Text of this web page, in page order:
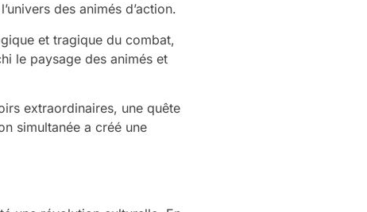
des animés d’action.
et tragique du combat,
le paysage des animés et
extraordinaires, une quête
simultanée a créé une